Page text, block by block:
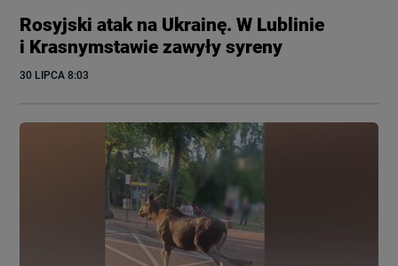
Rosyjski atak na Ukrainę. W Lublinie
i Krasnymstawie zawyły syreny
30 LIPCA 8:03